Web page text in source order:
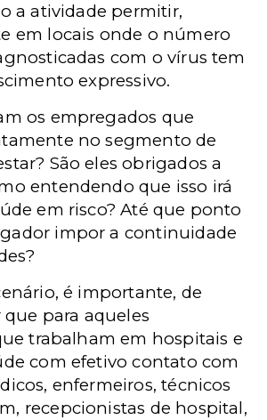
a atividade permitir,
em locais onde o número
com o vírus tem
expressivo.
os empregados que
no segmento de
São eles obrigados a
entendendo que isso irá
em risco? Até que ponto
impor a continuidade
é importante, de
para aqueles
trabalham em hospitais e
com efetivo contato com
enfermeiros, técnicos
recepcionistas de hospital,